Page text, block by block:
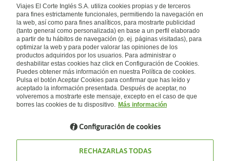
Quiénes somos
Financiación
Sostenibilidad
Turismo accesible
Tarjeta El Corte Inglés
Trabaja con nosotros
El Corte Inglés
Canal Ético
Enlaces de interés
Guías de viaje
Catálogos
Auto check-in
Condiciones Generales
Política de privacidad
Política de cookies
Accesibilidad
Empresas/ Grupos
Internacional
España
Visita nuestro blog
Blog de Viajes el Corte inglés
Viajes El Corte Inglés S.A. utiliza cookies propias y de terceros
para fines estrictamente funcionales, permitiendo la navegación en
la web, así como para fines analíticos, para mostrarte publicidad
(tanto general como personalizada) en base a un perfil elaborado
a partir de tu hábitos de navegación (p. ej. páginas visitadas), para
optimizar la web y para poder valorar las opiniones de los
productos adquiridos por los usuarios. Para administrar o
deshabilitar estas cookies haz click en Configuración de Cookies.
Puedes obtener más información en nuestra Política de cookies.
Pulsa el botón Aceptar Cookies para confirmar que has leído y
aceptado la información presentada. Después de aceptar, no
volveremos a mostrarte este mensaje, excepto en el caso de que
borres las cookies de tu dispositivo. Más información
Configuración de cookies
RECHAZARLAS TODAS